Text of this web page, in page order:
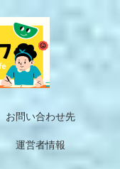
お問い合わせ先
運営者情報